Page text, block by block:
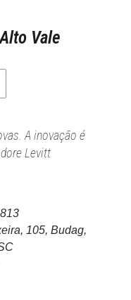
Vale
A inovação é
Levitt
105, Budag,